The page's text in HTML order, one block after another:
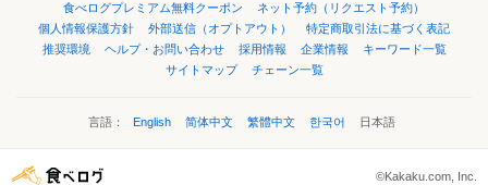
食べログプレミアム無料クーポン
ネット予約（リクエスト予約）
個人情報保護方針
外部送信（オプトアウト）
特定商取引法に基づく表記
推奨環境
ヘルプ・お問い合わせ 採用情報 企業情報
キーワード一覧
サイトマップ
チェーン一覧
言語： English 简体中文 繁體中文 한국어 日本語
©Kakaku.com, Inc.